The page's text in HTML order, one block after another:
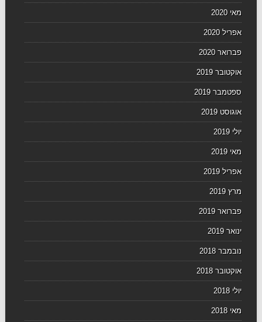
מאי 2020
אפריל 2020
פברואר 2020
אוקטובר 2019
ספטמבר 2019
אוגוסט 2019
יולי 2019
מאי 2019
אפריל 2019
מרץ 2019
פברואר 2019
ינואר 2019
נובמבר 2018
אוקטובר 2018
יולי 2018
מאי 2018